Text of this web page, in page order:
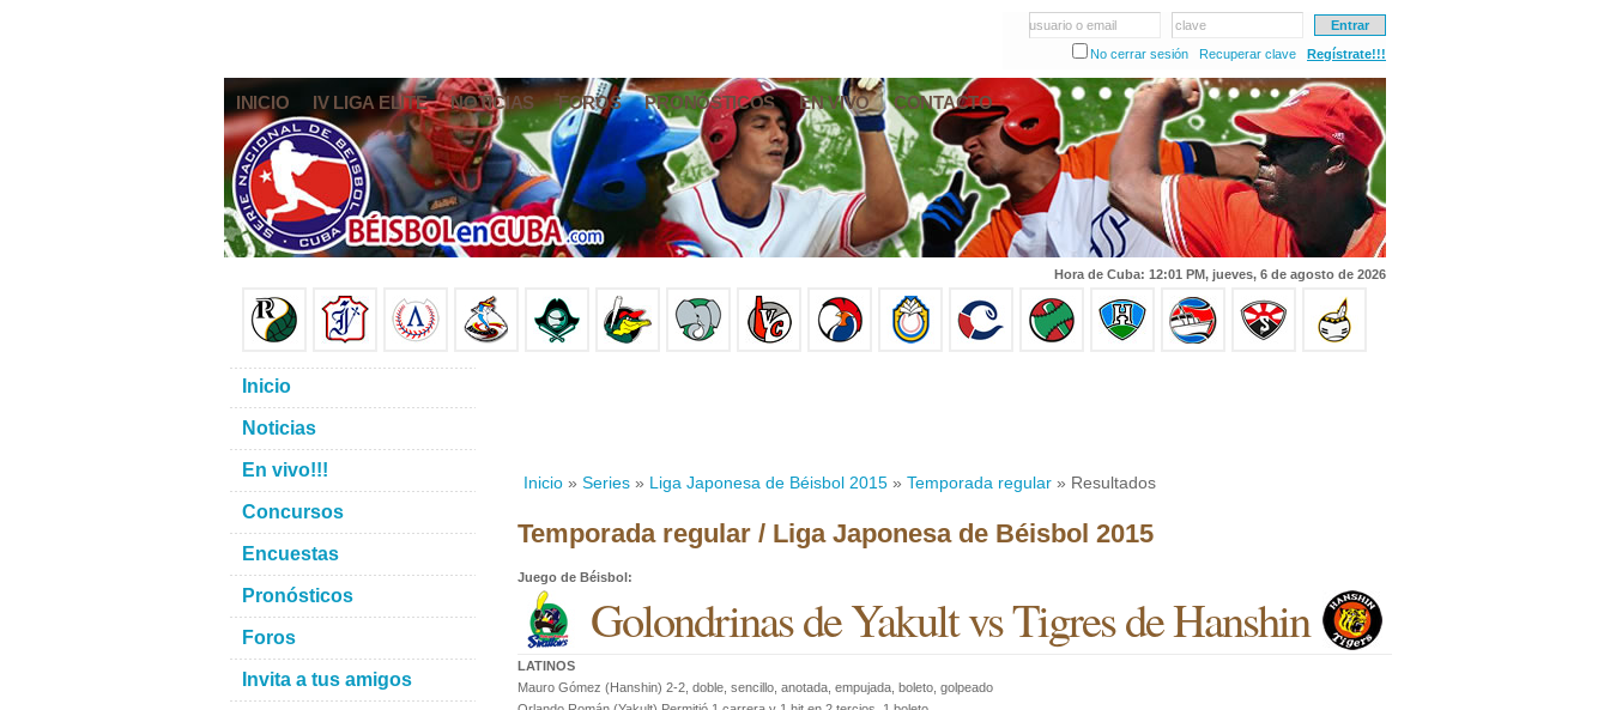
usuario o email
clave
No cerrar sesión
Recuperar clave Regístrate!!!
INICIO IV LIGA ELITE NOTICIAS FOROS PRONÓSTICOS EN VIVO CONTACTO
Hora de Cuba: 12:01 PM, jueves, 6 de agosto de 2026
Inicio » Series » Liga Japonesa de Béisbol 2015 » Temporada regular » Resultados
Temporada regular / Liga Japonesa de Béisbol 2015
Juego de Béisbol:
Golondrinas de Yakult vs Tigres de Hanshin
LATINOS
Mauro Gómez (Hanshin) 2-2, doble, sencillo, anotada, empujada, boleto, golpeado
Inicio
Noticias
En vivo!!!
Concursos
Encuestas
Pronósticos
Foros
Invita a tus amigos